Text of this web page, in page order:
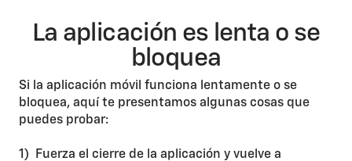
La aplicación es lenta o se
bloquea
Si la aplicación móvil funciona lentamente o se
bloquea, aquí te presentamos algunas cosas que
puedes probar:
1) Fuerza el cierre de la aplicación y vuelve a